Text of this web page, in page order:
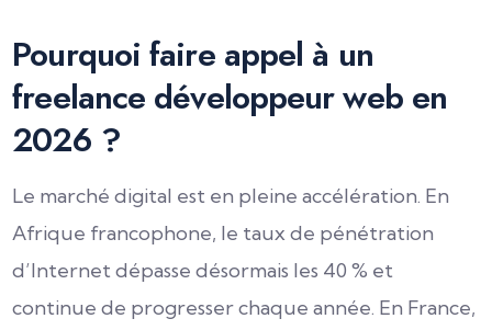
Pourquoi faire appel à un
freelance développeur web en
2026 ?
Le marché digital est en pleine accélération. En
Afrique francophone, le taux de pénétration
d’Internet dépasse désormais les 40 % et
continue de progresser chaque année. En France,